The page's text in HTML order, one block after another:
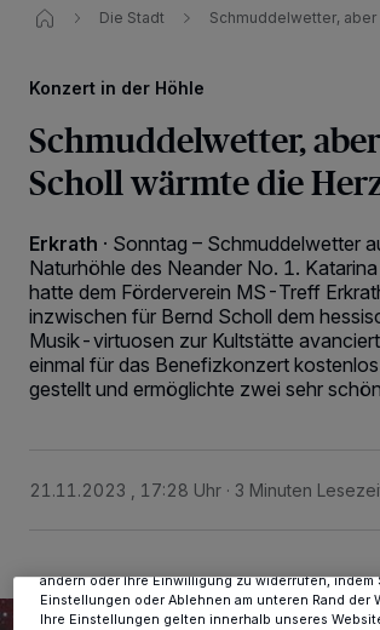
Die Stadt Schmuddelwetter,
Konzert in der Höhle
Schmuddelwetter,
Scholl wärmte die
Erkrath · Sonntag – Schmuddelwetter
Naturhöhle des Neander No. 1.
hatte dem Förderverein MS-Treff
inzwischen für Bernd Scholl dem
Musik-virtuosen zur Kultstätte
einmal für das Benefizkonzert
gestellt und ermöglichte zwei sehr
21.11.2023 , 17:28 Uhr 3 Minuten
Tracking-Technologien für die unter „Wir und
verarbeiten Daten, um Ihnen Dienste
ändern oder Ihre Einwilligung zu widerrufen, indem
Einstellungen oder Ablehnen am unteren Rand der
Ihre Einstellungen gelten innerhalb unseres